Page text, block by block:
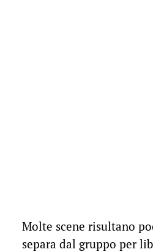
Molte scene risultano
separa dal gruppo per